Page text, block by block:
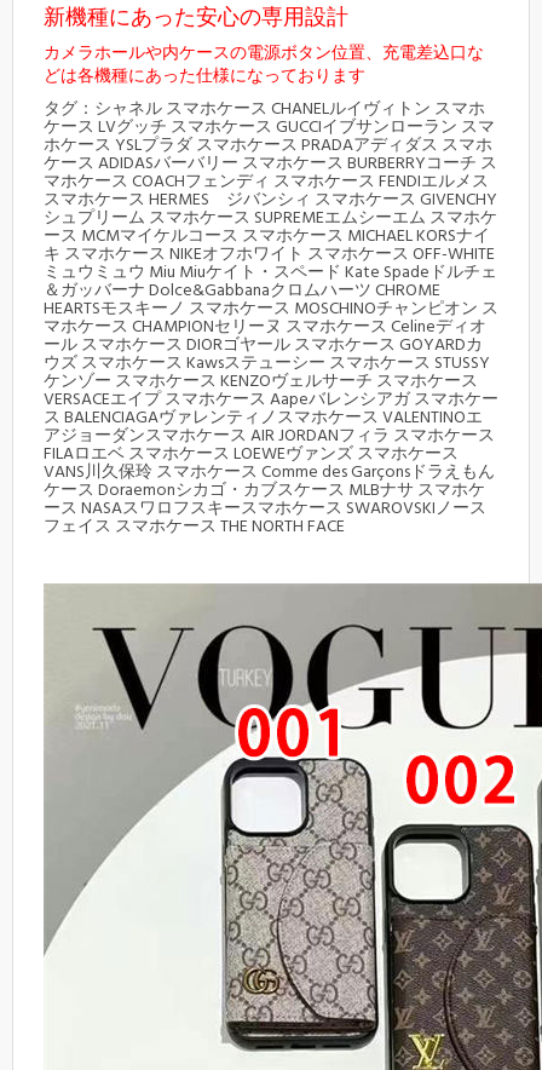
新機種にあった安心の専用設計
カメラホールや内ケースの電源ボタン位置、充電差込口な
どは各機種にあった仕様になっております
タグ：シャネル スマホケース CHANELルイヴィトン スマホ
ケース LVグッチ スマホケース GUCCIイブサンローラン スマ
ホケース YSLプラダ スマホケース PRADAアディダス スマホ
ケース ADIDASバーバリー スマホケース BURBERRYコーチ ス
マホケース COACHフェンディ スマホケース FENDIエルメス
スマホケース HERMES ジバンシィ スマホケース GIVENCHY
シュプリーム スマホケース SUPREMEエムシーエム スマホケ
ース MCMマイケルコース スマホケース MICHAEL KORSナイ
キ スマホケース NIKEオフホワイト スマホケース OFF-WHITE
ミュウミュウ Miu Miuケイト・スペード Kate Spadeドルチェ
＆ガッバーナ Dolce&Gabbanaクロムハーツ CHROME
HEARTSモスキーノ スマホケース MOSCHINOチャンピオン ス
マホケース CHAMPIONセリーヌ スマホケース Celineディオ
ール スマホケース DIORゴヤール スマホケース GOYARDカ
ウズ スマホケース Kawsステューシー スマホケース STUSSY
ケンゾー スマホケース KENZOヴェルサーチ スマホケース
VERSACEエイプ スマホケース Aapeバレンシアガ スマホケー
ス BALENCIAGAヴァレンティノスマホケース VALENTINOエ
アジョーダンスマホケース AIR JORDANフィラ スマホケース
FILAロエベ スマホケース LOEWEヴァンズ スマホケース
VANS川久保玲 スマホケース Comme des Garçonsドラえもん
ケース Doraemonシカゴ・カブスケース MLBナサ スマホケ
ース NASAスワロフスキースマホケース SWAROVSKIノース
フェイス スマホケース THE NORTH FACE